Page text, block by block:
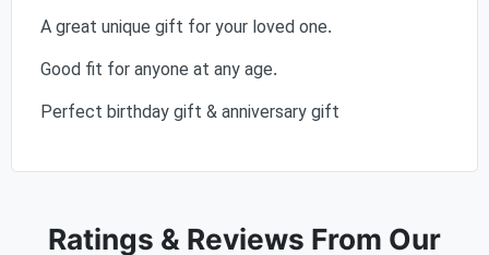
A great unique gift for your loved one.
Good fit for anyone at any age.
Perfect birthday gift & anniversary gift
Ratings & Reviews From Our